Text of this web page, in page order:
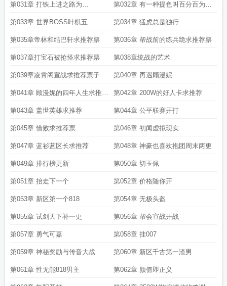
第031章 打铁上进之路为
VSSSVFC加更
第032章 有一种提色叫百分百为大
猪蹄子加更
第033章 世界BOSS叶棋五 第034章 猛虎总是独行
第035章帝林和结巴轩求推荐票 第036章 帮战前的练兵跪求推荐票
第037章打宝石被抢怪求推荐票 第038章统战的艺术
第039章凌霄阁宣战求推荐票子 第040章 再遇顾漫妮
第041章 顾漫妮的四年人生求推荐
票
第042章 200W的好人卡求推荐
第043章 盖世英雄求推荐 第044章 公平联赛开打
第045章 惜败求推荐票 第046章 初闻虚拟现实
第047章 蓝衫蓝区长求推荐 第048章 神豪也喜欢抱团周末两更
第049章 排行榜更新 第050章 切玉佩
第051章 抬走下一个 第052章 价格随你开
第053章 新区第一个818 第054章 无极头盔
第055章 试剑天下补一更 第056章 帮会宣战开战
第057章 勇气可嘉 第058章 挂007
第059章 神秘奖励与传音大战 第060章 新区千古第一渣男
第061章 性无能818男主 第062章 颜值即正义